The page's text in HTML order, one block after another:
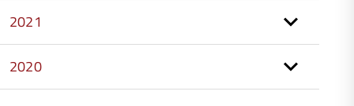
2021
2020